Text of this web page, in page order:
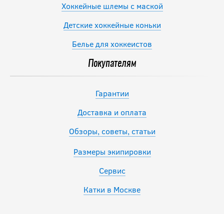
Хоккейные шлемы с маской
Детские хоккейные коньки
Белье для хоккеистов
Покупателям
Гарантии
Доставка и оплата
Обзоры, советы, статьи
Размеры экипировки
Сервис
Катки в Москве